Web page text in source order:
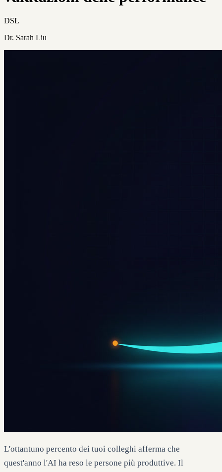
DSL
Dr. Sarah Liu
L'ottantuno percento dei tuoi colleghi afferma che
quest'anno l'AI ha reso le persone più produttive. Il